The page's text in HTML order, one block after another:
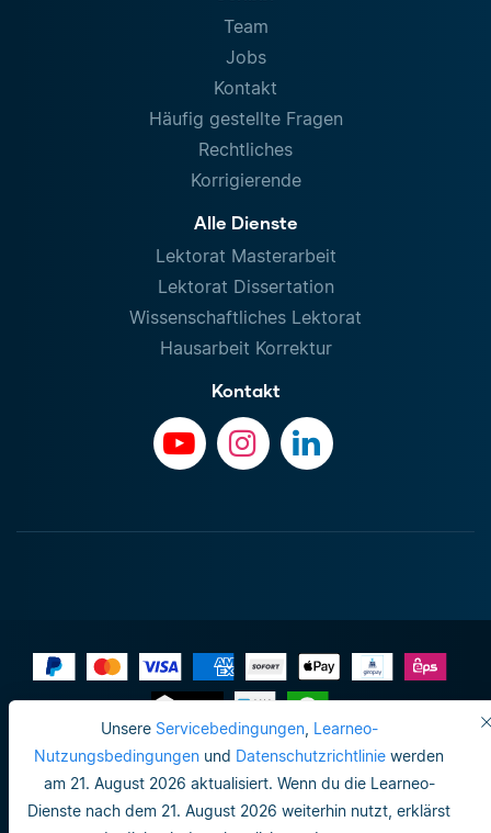
Unsere Servicebedingungen, Learneo-
Nutzungsbedingungen und Datenschutzrichtlinie werden
am 21. August 2026 aktualisiert. Wenn du die Learneo-
Dienste nach dem 21. August 2026 weiterhin nutzt, erklärst
Team
Jobs
Kontakt
Häufig gestellte Fragen
Rechtliches
Korrigierende
Alle Dienste
Lektorat Masterarbeit
Lektorat Dissertation
Wissenschaftliches Lektorat
Hausarbeit Korrektur
Kontakt
Impressum
Do not sell or share my personal info